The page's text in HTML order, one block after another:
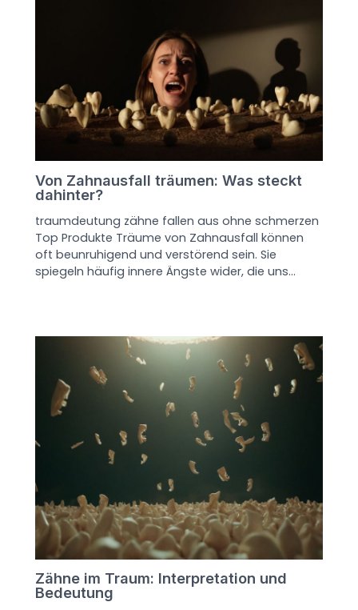
Von Zahnausfall träumen: Was steckt
dahinter?
traumdeutung zähne fallen aus ohne schmerzen
Top Produkte Träume von Zahnausfall können
oft beunruhigend und verstörend sein. Sie
spiegeln häufig innere Ängste wider, die uns…
Zähne im Traum: Interpretation und
Bedeutung